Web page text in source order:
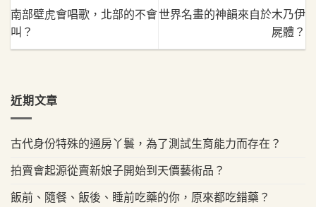
南部壁虎會唱歌，北部的不會
叫？
世界名畫的神韻來自於木乃伊
屍體？
近期文章
古代身份特殊的通房丫鬟，為了測試生育能力而存在？
拍賣會起源從賣新娘子開始到天價藝術品？
飯前、隨餐、飯後、睡前吃藥的你，原來都吃錯藥？